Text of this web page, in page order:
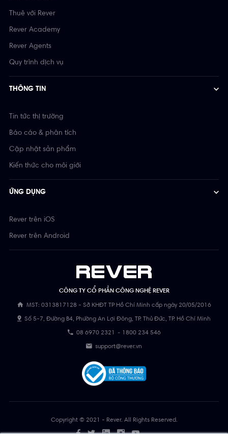
CÔNG TY CỔ PHẦN CÔNG NGHỆ REVER
MST: 0313817128 - Sở KHĐT TP Hồ Chí Minh cấp ngày 20/05/2016
Số 5-7, Đường B4, Phường An Lợi Đông, TP. Thủ Đức, TP. Hồ Chí Minh
08 6970 2321 - 1800 234 546
support@rever.vn
Thuê với Rever
Rever Academy
Rever Agents
Quy trình dịch vụ
THÔNG TIN
Tin tức thị trường
Báo cáo & phân tích
Cập nhật sản phẩm
Kiến thức cho môi giới
ỨNG DỤNG
Rever trên iOS
Rever trên Android
Copyright © 2021 - Rever. All Rights Reserved.